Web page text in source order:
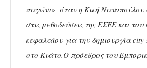
παγώνι» όταν η Κική Νανοπούλου
στις μεθοδεύσεις της ΕΣΕΕ και του
κεφαλαίου για την δημιουργία city
στο Κιάτο.Ο πρόεδρος του